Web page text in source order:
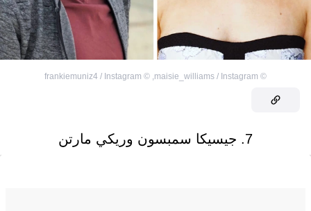
©
maisie_williams / Instagram
,
©
frankiemuniz4 / Instagram
7. جيسيكا سمبسون وريكي مارتن